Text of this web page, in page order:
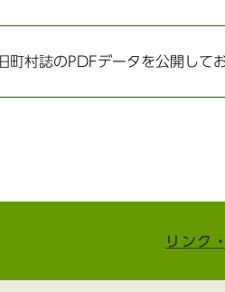
旧町村誌のPDFデータを公開して
リンク